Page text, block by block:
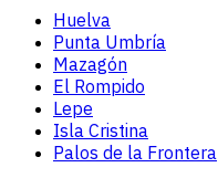
Huelva
Punta Umbría
Mazagón
El Rompido
Lepe
Isla Cristina
Palos de la Frontera